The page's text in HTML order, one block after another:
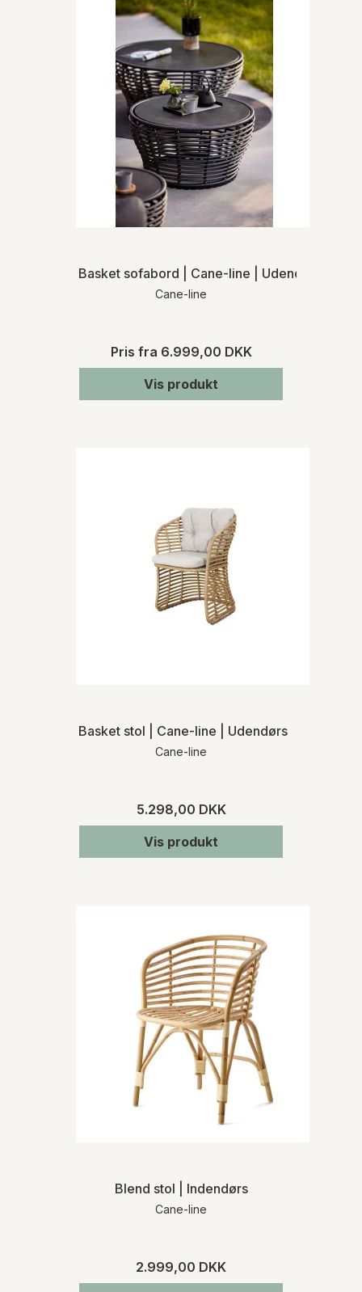
Basket sofabord | Cane-line | Udendørs
Cane-line
Pris fra 6.999,00 DKK
Vis produkt
Basket stol | Cane-line | Udendørs
Cane-line
5.298,00 DKK
Vis produkt
Blend stol | Indendørs
Cane-line
2.999,00 DKK